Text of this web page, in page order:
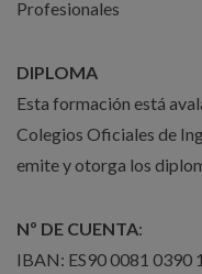
Profesionales
DIPLOMA
Esta formación está
Colegios Oficiales de
emite y otorga los
Nº DE CUENTA:
IBAN: ES90 0081 0390